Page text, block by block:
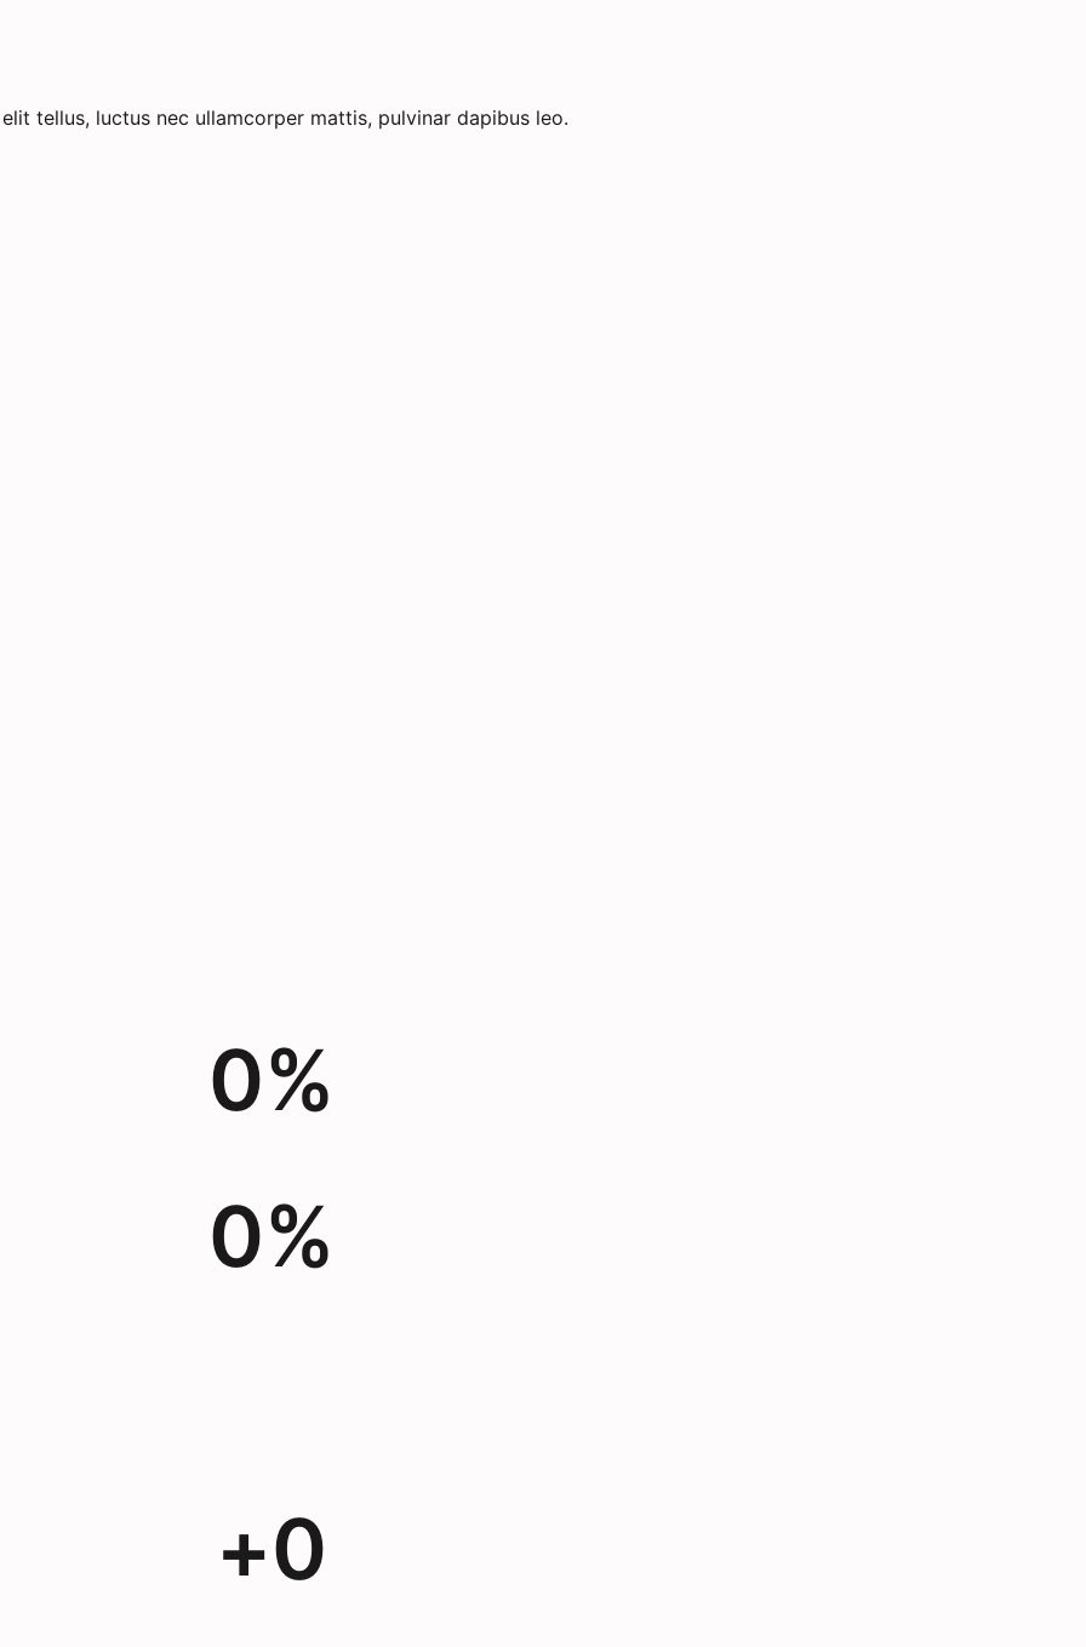
tellus, luctus nec ullamcorper mattis, pulvinar dapibus leo.
0%
0%
+0